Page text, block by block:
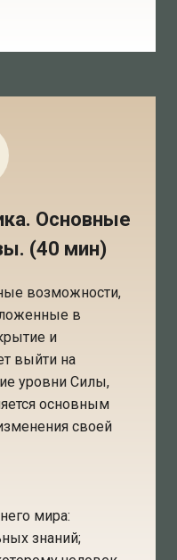
Основные
(40 мин)
возможности,
в
и
выйти на
уровни Силы,
основным
своей
мира:
знаний;